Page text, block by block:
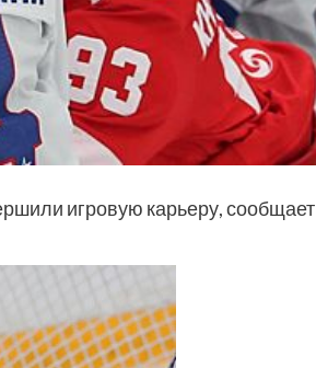
игровую карьеру, сообщает